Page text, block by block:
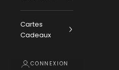
Cartes
Cadeaux
CONNEXION